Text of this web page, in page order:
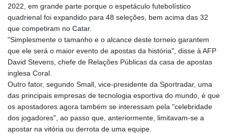
2022, em grande parte porque o espetáculo futebolístico
quadrienal foi expandido para 48 seleções, bem acima das 32
que competiram no Catar.
"Simplesmente o tamanho e o alcance deste torneio garantem
que ele será o maior evento de apostas da história", disse à AFP
David Stevens, chefe de Relações Públicas da casa de apostas
inglesa Coral.
Outro fator, segundo Small, vice-presidente da Sportradar, uma
das principais empresas de tecnologia esportiva do mundo, é que
os apostadores agora também se interessam pela "celebridade
dos jogadores", ao passo que, anteriormente, limitavam-se a
apostar na vitória ou derrota de uma equipe.